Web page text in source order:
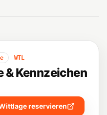
WTL
Kennzeichen
reservieren